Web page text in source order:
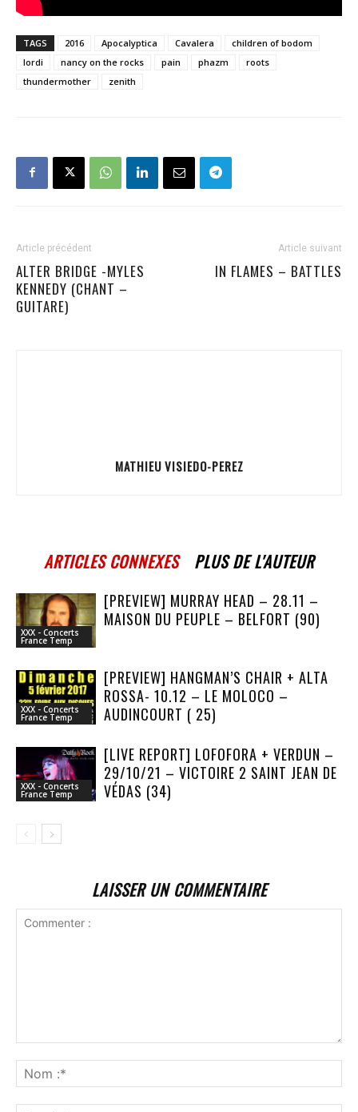
TAGS 2016 Apocalyptica Cavalera
children of bodom
lordi
nancy on the rocks pain phazm
roots
thundermother
zenith
Article précédent
ALTER BRIDGE -MYLES
KENNEDY (CHANT –
GUITARE)
Article suivant
IN FLAMES – BATTLES
MATHIEU VISIEDO-PEREZ
ARTICLES CONNEXES PLUS DE L'AUTEUR
XXX - Concerts
France Temp
[PREVIEW] MURRAY HEAD – 28.11 –
MAISON DU PEUPLE – BELFORT (90)
XXX - Concerts
France Temp
[PREVIEW] HANGMAN’S CHAIR + ALTA
ROSSA- 10.12 – LE MOLOCO –
AUDINCOURT ( 25)
XXX - Concerts
France Temp
[LIVE REPORT] LOFOFORA + VERDUN –
29/10/21 – VICTOIRE 2 SAINT JEAN DE
VÉDAS (34)
LAISSER UN COMMENTAIRE